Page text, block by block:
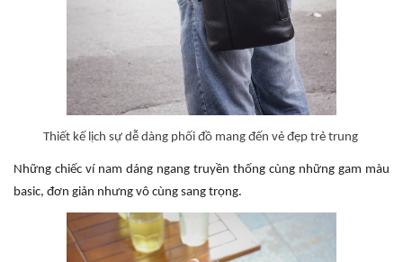
Thiết kế lịch sự dễ dàng phối đồ mang đến vẻ đẹp trẻ trung
Những chiếc ví nam dáng ngang truyền thống cùng những gam màu
basic, đơn giản nhưng vô cùng sang trọng.